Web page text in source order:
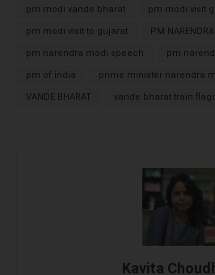
pm modi vande bharat pm modi visit
pm modi visit to gujarat PM
pm narendra modi speech pm
pm of india prime minister narendra
VANDE BHARAT vande bharat train
Kavita